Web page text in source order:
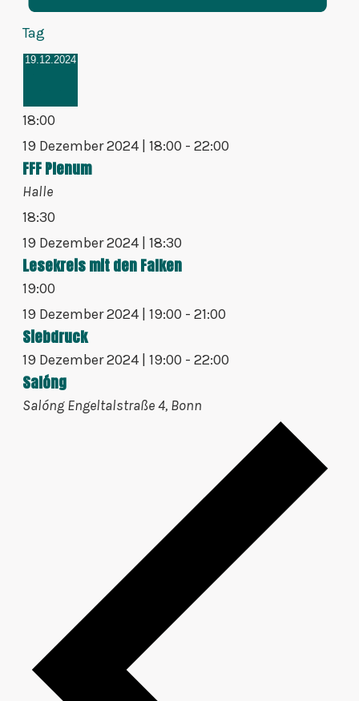
Tag
19.12.2024Datum
18:00
19 Dezember 2024 | 18:00 - 22:00
FFF Plenum
Halle
18:30
19 Dezember 2024 | 18:30
Lesekreis mit den Falken
19:00
19 Dezember 2024 | 19:00 - 21:00
Siebdruck
19 Dezember 2024 | 19:00 - 22:00
Salóng
SalóngEngeltalstraße 4, Bonn